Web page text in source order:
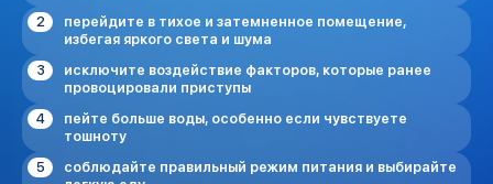
перейдите в тихое и затемненное помещение,
избегая яркого света и шума
исключите воздействие факторов, которые ранее
провоцировали приступы
пейте больше воды, особенно если чувствуете
тошноту
соблюдайте правильный режим питания и выбирайте